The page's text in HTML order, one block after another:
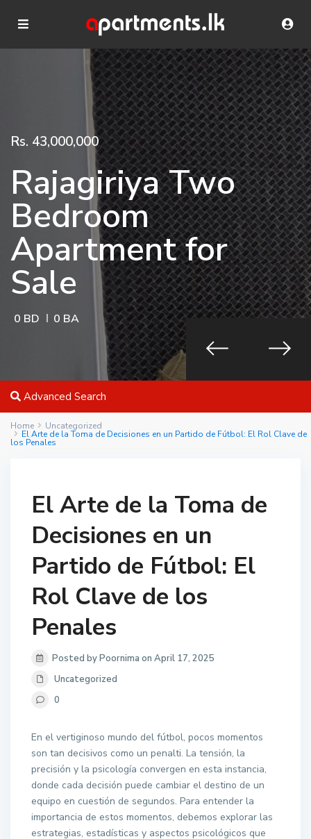
Rs. 43,000,000
Rajagiriya Two
Bedroom
Apartment for
Sale
0 BD 0 BA
Advanced Search
Home Uncategorized
El Arte de la Toma de Decisiones en un Partido de Fútbol: El Rol Clave de
los Penales
El Arte de la Toma de
Decisiones en un
Partido de Fútbol: El
Rol Clave de los
Penales
Posted by Poornima on April 17, 2025
Uncategorized
0
En el vertiginoso mundo del fútbol, pocos momentos
son tan decisivos como un penalti. La tensión, la
precisión y la psicología convergen en esta instancia,
donde cada decisión puede cambiar el destino de un
equipo en cuestión de segundos. Para entender la
importancia de estos momentos, debemos explorar las
estrategias, estadísticas y aspectos psicológicos que